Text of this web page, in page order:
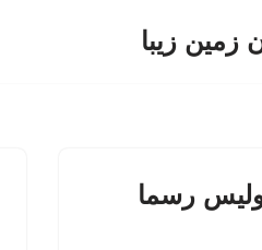
زمین زیبا
رسما